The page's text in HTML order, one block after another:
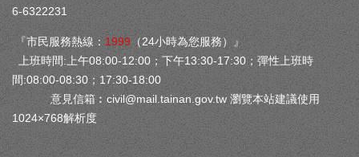
6-6322231
『市民服務熱線： 1999 （24小時為您服務）』
上班時間:上午08:00-12:00；下午13:30-17:30；彈性上班時
間:08:00-08:30；17:30-18:00
意見信箱︰ civil@mail.tainan.gov.tw 瀏覽本站建議使用
1024×768解析度